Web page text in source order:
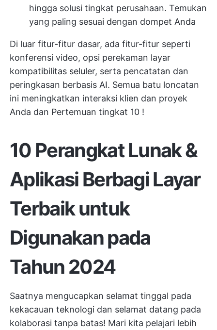
hingga solusi tingkat perusahaan. Temukan
yang paling sesuai dengan dompet Anda
Di luar fitur-fitur dasar, ada fitur-fitur seperti
konferensi video, opsi perekaman layar
kompatibilitas seluler, serta pencatatan dan
peringkasan berbasis AI. Semua batu loncatan
ini meningkatkan interaksi klien dan proyek
Anda dan Pertemuan tingkat 10 !
10 Perangkat Lunak &
Aplikasi Berbagi Layar
Terbaik untuk
Digunakan pada
Tahun 2024
Saatnya mengucapkan selamat tinggal pada
kekacauan teknologi dan selamat datang pada
kolaborasi tanpa batas! Mari kita pelajari lebih